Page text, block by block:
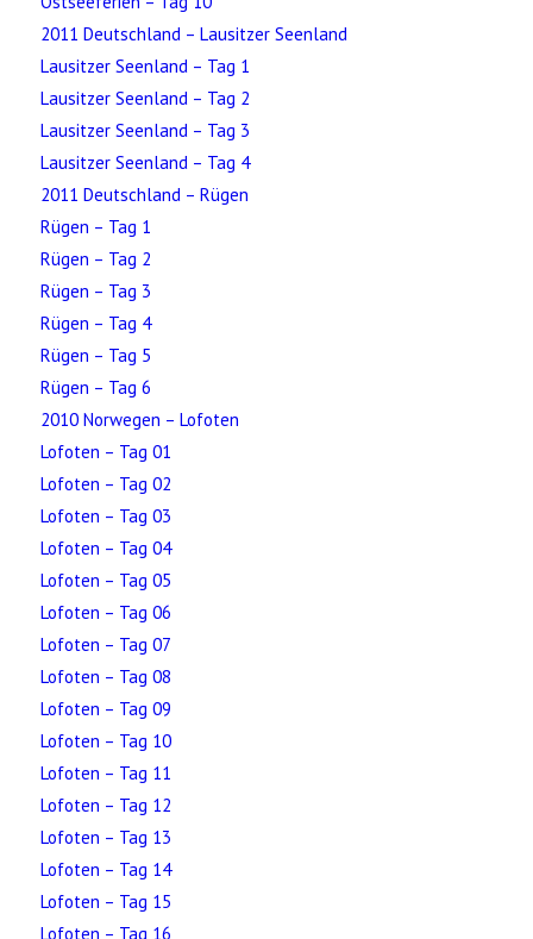
2011 Deutschland – Lausitzer Seenland
Lausitzer Seenland – Tag 1
Lausitzer Seenland – Tag 2
Lausitzer Seenland – Tag 3
Lausitzer Seenland – Tag 4
2011 Deutschland – Rügen
Rügen – Tag 1
Rügen – Tag 2
Rügen – Tag 3
Rügen – Tag 4
Rügen – Tag 5
Rügen – Tag 6
2010 Norwegen – Lofoten
Lofoten – Tag 01
Lofoten – Tag 02
Lofoten – Tag 03
Lofoten – Tag 04
Lofoten – Tag 05
Lofoten – Tag 06
Lofoten – Tag 07
Lofoten – Tag 08
Lofoten – Tag 09
Lofoten – Tag 10
Lofoten – Tag 11
Lofoten – Tag 12
Lofoten – Tag 13
Lofoten – Tag 14
Lofoten – Tag 15
Lofoten – Tag 16